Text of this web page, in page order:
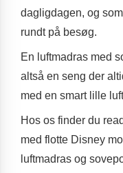
dagligdagen, og
rundt på besøg.
En luftmadras med
altså en seng der
med en smart lille
Hos os finder du
med flotte Disney
luftmadras og